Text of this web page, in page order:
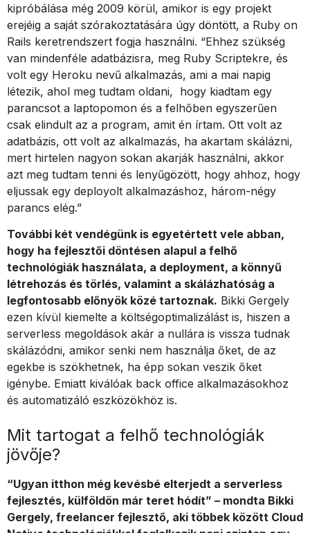
kipróbálása még 2009 körül, amikor is egy projekt
erejéig a saját szórakoztatására úgy döntött, a Ruby on
Rails keretrendszert fogja használni. “Ehhez szükség
van mindenféle adatbázisra, meg Ruby Scriptekre, és
volt egy Heroku nevű alkalmazás, ami a mai napig
létezik, ahol meg tudtam oldani, hogy kiadtam egy
parancsot a laptopomon és a felhőben egyszerűen
csak elindult az a program, amit én írtam. Ott volt az
adatbázis, ott volt az alkalmazás, ha akartam skálázni,
mert hirtelen nagyon sokan akarják használni, akkor
azt meg tudtam tenni és lenyűgözött, hogy ahhoz, hogy
eljussak egy deployolt alkalmazáshoz, három-négy
parancs elég.”
További két vendégünk is egyetértett vele abban,
hogy ha fejlesztői döntésen alapul a felhő
technológiák használata, a deployment, a könnyű
létrehozás és törlés, valamint a skálázhatóság a
legfontosabb előnyök közé tartoznak. Bikki Gergely
ezen kívül kiemelte a költségoptimalizálást is, hiszen a
serverless megoldások akár a nullára is vissza tudnak
skálázódni, amikor senki nem használja őket, de az
egekbe is szökhetnek, ha épp sokan veszik őket
igénybe. Emiatt kiválóak back office alkalmazásokhoz
és automatizáló eszközökhöz is.
Mit tartogat a felhő technológiák
jövője?
“Ugyan itthon még kevésbé elterjedt a serverless
fejlesztés, külföldön már teret hódít” – mondta Bikki
Gergely, freelancer fejlesztő, aki többek között Cloud